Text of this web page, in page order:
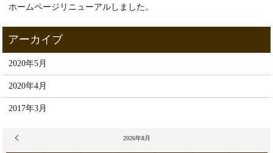
ホームページリニューアルしました。
2020年5月
2020年4月
2017年3月
2026年8月